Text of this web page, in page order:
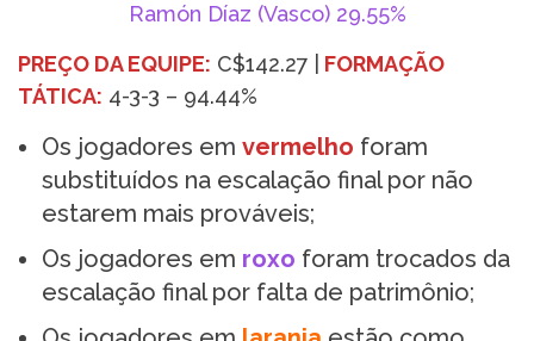
Ramón Díaz (Vasco) 29.55%
PREÇO DA EQUIPE: C$142.27 |
FORMAÇÃO
TÁTICA: 4-3-3 – 94.44%
Os jogadores em vermelho foram
substituídos na escalação final por não
estarem mais prováveis;
Os jogadores em roxo foram trocados da
escalação final por falta de patrimônio;